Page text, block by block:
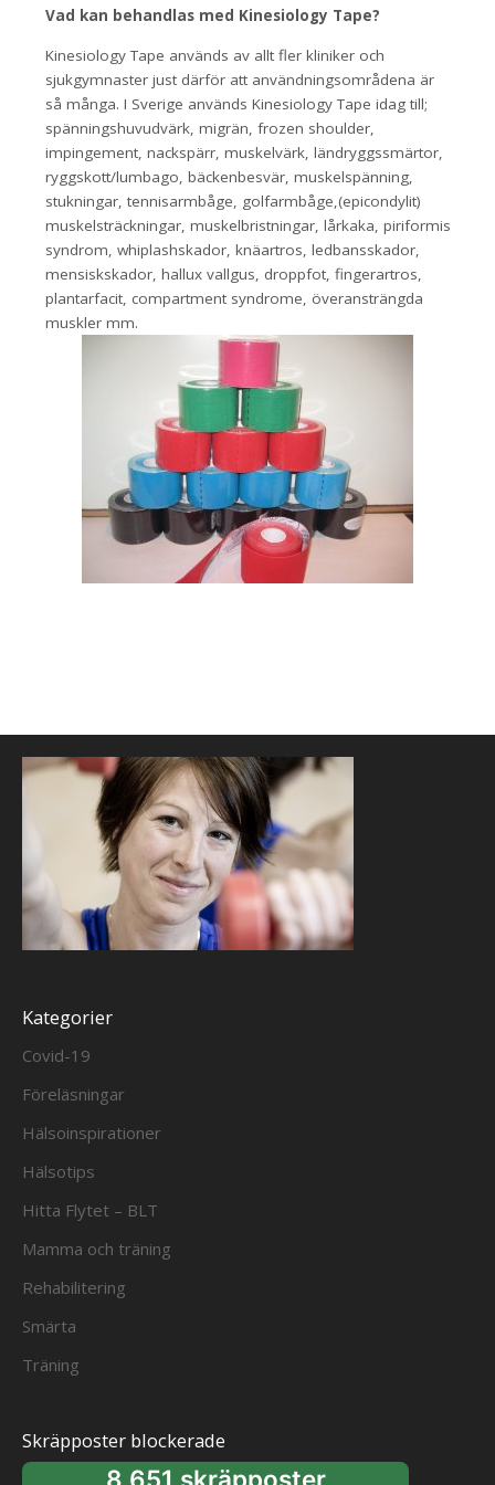
Vad kan behandlas med Kinesiology Tape?
Kinesiology Tape används av allt fler kliniker och
sjukgymnaster just därför att användningsområdena är
så många. I Sverige används Kinesiology Tape idag till;
spänningshuvudvärk, migrän, frozen shoulder,
impingement, nackspärr, muskelvärk, ländryggssmärtor,
ryggskott/lumbago, bäckenbesvär, muskelspänning,
stukningar, tennisarmbåge, golfarmbåge,(epicondylit)
muskelsträckningar, muskelbristningar, lårkaka, piriformis
syndrom, whiplashskador, knäartros, ledbansskador,
mensiskskador, hallux vallgus, droppfot, fingerartros,
plantarfacit, compartment syndrome, överansträngda
muskler mm.
Kategorier
Covid-19
Föreläsningar
Hälsoinspirationer
Hälsotips
Hitta Flytet – BLT
Mamma och träning
Rehabilitering
Smärta
Träning
Skräpposter blockerade